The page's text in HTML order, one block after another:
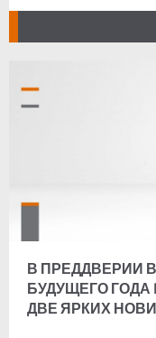
В ПРЕДДВЕРИИ
БУДУЩЕГО ГОДА
ДВЕ ЯРКИХ